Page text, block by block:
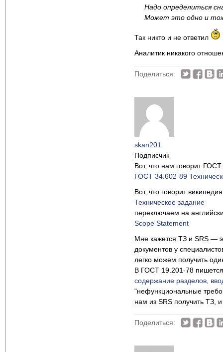
Надо определиться
Может это одно и
Так никто и не ответил
Аналитик никакого
Поделиться:
skan201
Подписчик
Вот, что нам говорит ГОСТ:
ГОСТ 34.602-89
Вот, что говорит
Техническое задание
переключаем на
Scope Statement
Мне кажется ТЗ и SRS —
документов у
легко можем получить
В ГОСТ 19.201-78
содержание разделов,
"нефункциональные
нам из SRS получить ТЗ,
Поделиться: